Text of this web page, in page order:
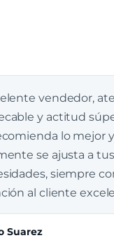
vendedor,
y actitud
lo mejor
se ajusta a tus
siempre
al cliente
Suarez